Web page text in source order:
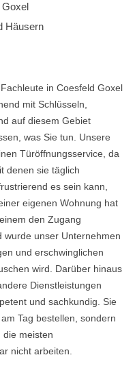
Goxel
Häusern
in Coesfeld Goxel
mit Schlüsseln,
auf diesem Gebiet
was Sie tun. Unsere
Türöffnungsservice, da
denen sie täglich
es sein kann,
eigenen Wohnung hat
den Zugang
wurde unser Unternehmen
und erschwinglichen
wird. Darüber hinaus
Dienstleistungen
und sachkundig. Sie
Tag bestellen, sondern
meisten
nicht arbeiten.